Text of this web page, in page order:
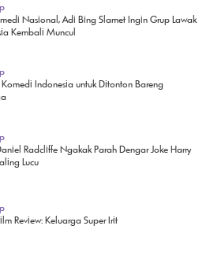
Nasional, Adi Bing Slamet Ingin Grup Lawak
Kembali Muncul
Komedi Indonesia untuk Ditonton Bareng
Radcliffe Ngakak Parah Dengar Joke Harry
Lucu
Review: Keluarga Super Irit